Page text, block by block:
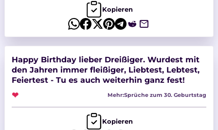
Kopieren
Happy Birthday lieber Dreißiger. Wurdest mit
den Jahren immer fleißiger, Liebtest, Lebtest,
Feiertest - Tu es auch weiterhin ganz fest!
❤
Mehr:Sprüche zum 30. Geburtstag
Kopieren